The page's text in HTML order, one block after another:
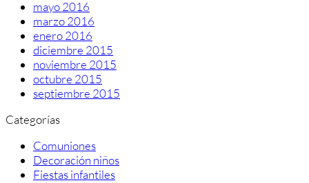
mayo 2016
marzo 2016
enero 2016
diciembre 2015
noviembre 2015
octubre 2015
septiembre 2015
Categorías
Comuniones
Decoración niños
Fiestas infantiles